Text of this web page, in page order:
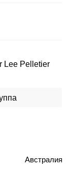
Lee Pelletier
Австралия